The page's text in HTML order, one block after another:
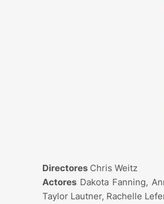
Directores Chris Weitz
Actores Dakota Fanning,
Taylor Lautner, Rachelle